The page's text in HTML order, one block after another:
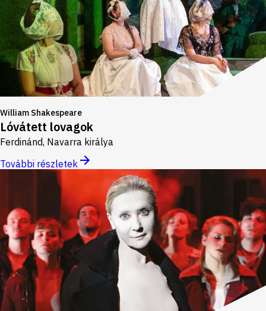
William Shakespeare
Lóvátett lovagok
Ferdinánd, Navarra királya
További részletek